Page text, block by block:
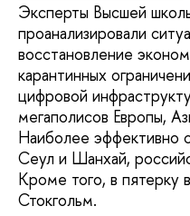
Эксперты Высшей
проанализировали
восстановление
карантинных
цифровой
мегаполисов Европы,
Наиболее эффективно
Сеул и Шанхай,
Кроме того, в пятерку
Стокгольм.